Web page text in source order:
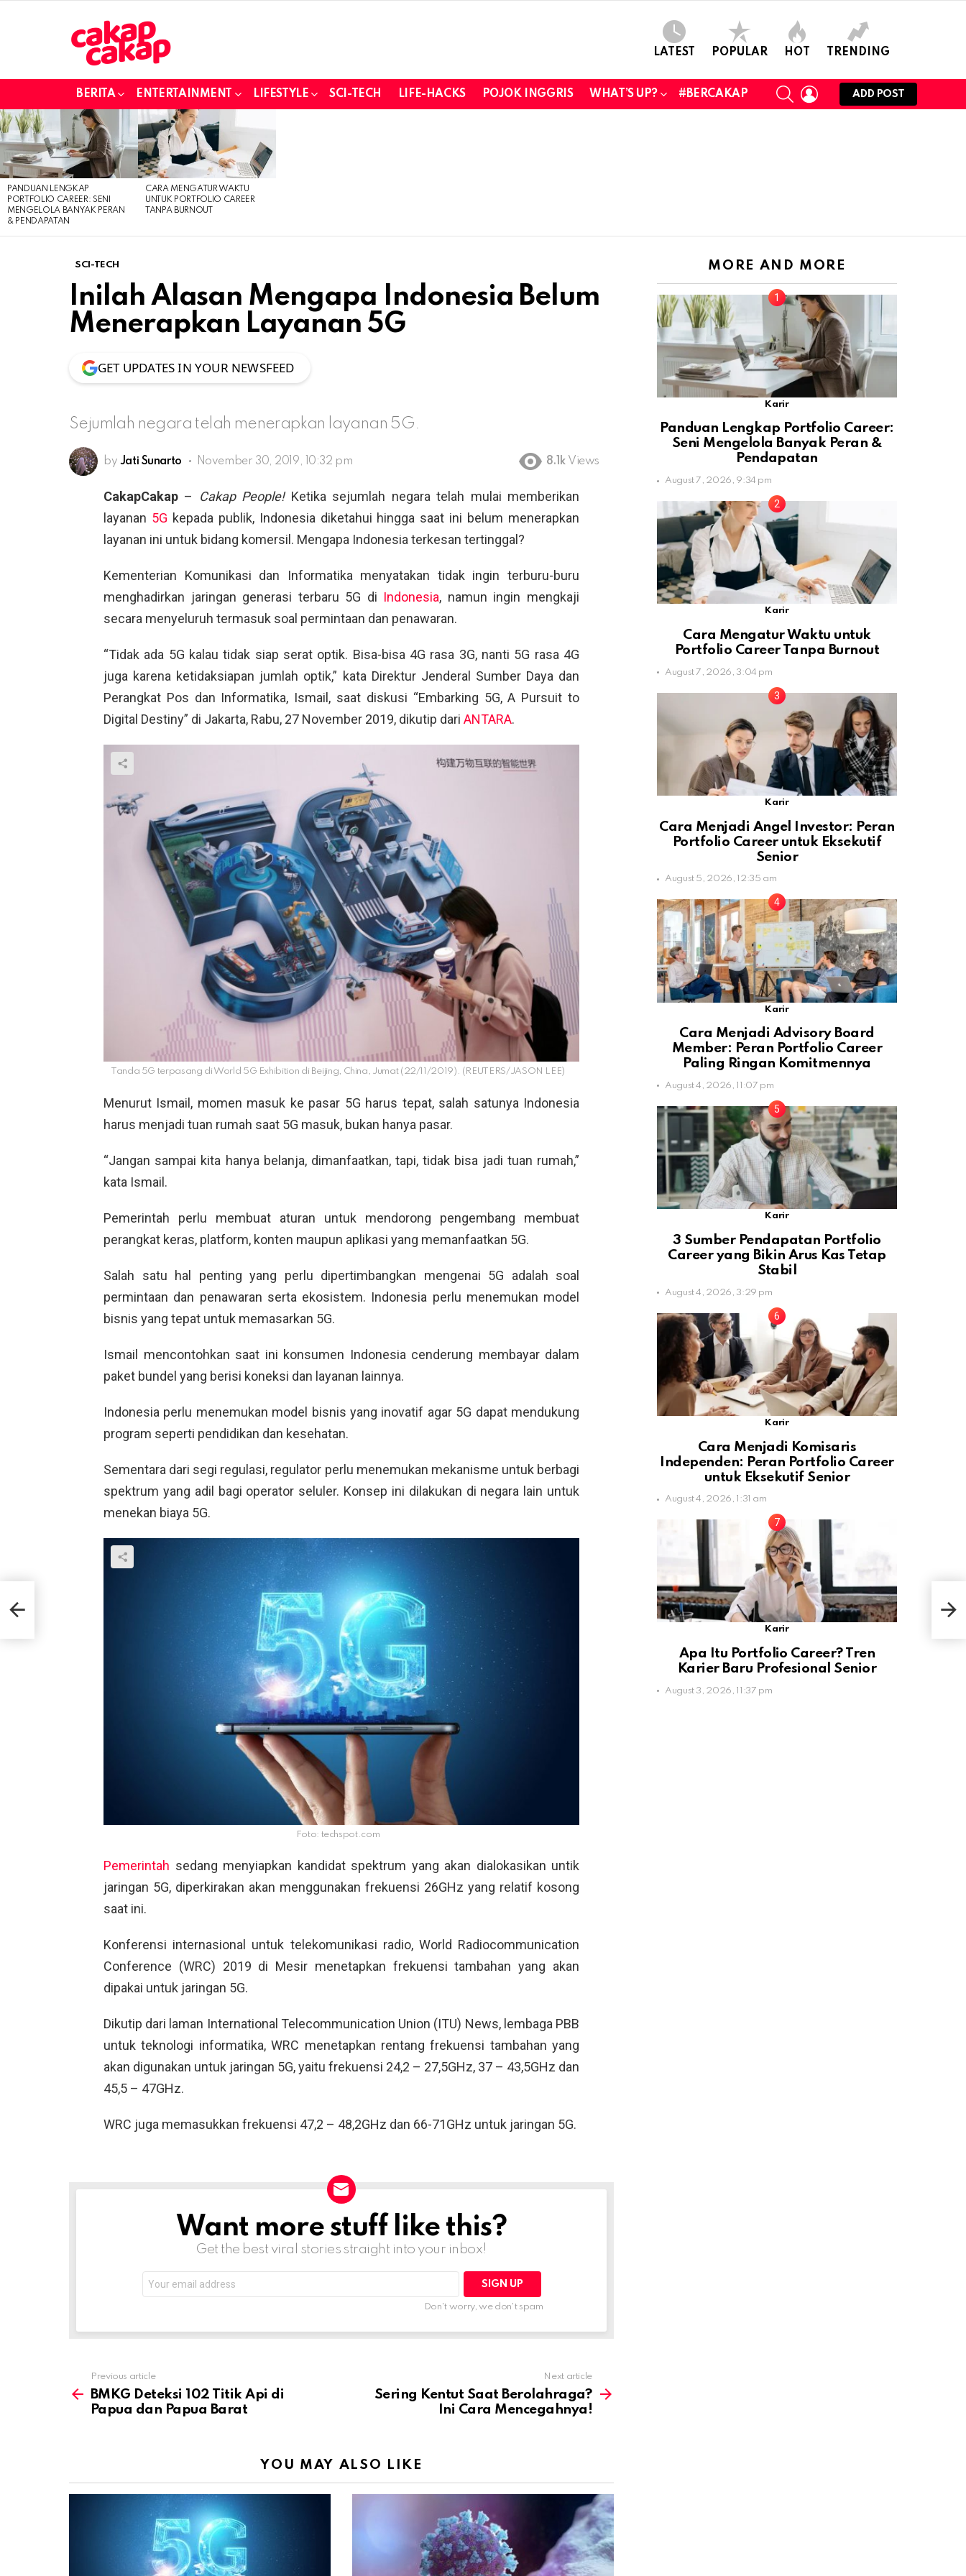
LATEST POPULAR HOT TRENDING
BERITA ENTERTAINMENT LIFESTYLE SCI-TECH LIFE-HACKS POJOK INGGRIS WHAT’S UP? #BERCAKAP
SEARCHLOGIN
ADD POST
LATEST
STORIES
PANDUAN LENGKAP
PORTFOLIO CAREER: SENI
MENGELOLA BANYAK PERAN
& PENDAPATAN
CARA MENGATUR WAKTU
UNTUK PORTFOLIO CAREER
TANPA BURNOUT
SCI-TECH
Inilah Alasan Mengapa Indonesia Belum
Menerapkan Layanan 5G
GET UPDATES IN YOUR NEWSFEED
Sejumlah negara telah menerapkan layanan 5G.
by Jati Sunarto November 30, 2019, 10:32 pm 8.1k Views
CakapCakap – Cakap People!Ketika sejumlah negara telah mulai memberikan
layanan 5G kepada publik, Indonesia diketahui hingga saat ini belum menerapkan
layanan ini untuk bidang komersil. Mengapa Indonesia terkesan tertinggal?
Kementerian Komunikasi dan Informatika menyatakan tidak ingin terburu-buru
menghadirkan jaringan generasi terbaru 5G di Indonesia, namun ingin mengkaji
secara menyeluruh termasuk soal permintaan dan penawaran.
“Tidak ada 5G kalau tidak siap serat optik. Bisa-bisa 4G rasa 3G, nanti 5G rasa 4G
juga karena ketidaksiapan jumlah optik,” kata Direktur Jenderal Sumber Daya dan
Perangkat Pos dan Informatika, Ismail, saat diskusi “Embarking 5G, A Pursuit to
Digital Destiny” di Jakarta, Rabu, 27 November 2019, dikutip dari ANTARA.
Tanda 5G terpasang di World 5G Exhibition di Beijing, China, Jumat (22/11/2019). (REUTERS/JASON LEE)
Menurut Ismail, momen masuk ke pasar 5G harus tepat, salah satunya Indonesia
harus menjadi tuan rumah saat 5G masuk, bukan hanya pasar.
“Jangan sampai kita hanya belanja, dimanfaatkan, tapi, tidak bisa jadi tuan rumah,”
kata Ismail.
Pemerintah perlu membuat aturan untuk mendorong pengembang membuat
perangkat keras, platform, konten maupun aplikasi yang memanfaatkan 5G.
Salah satu hal penting yang perlu dipertimbangkan mengenai 5G adalah soal
permintaan dan penawaran serta ekosistem. Indonesia perlu menemukan model
bisnis yang tepat untuk memasarkan 5G.
Ismail mencontohkan saat ini konsumen Indonesia cenderung membayar dalam
paket bundel yang berisi koneksi dan layanan lainnya.
Indonesia perlu menemukan model bisnis yang inovatif agar 5G dapat mendukung
program seperti pendidikan dan kesehatan.
Sementara dari segi regulasi, regulator perlu menemukan mekanisme untuk berbagi
spektrum yang adil bagi operator seluler. Konsep ini dilakukan di negara lain untuk
menekan biaya 5G.
Foto: techspot.com
Pemerintah sedang menyiapkan kandidat spektrum yang akan dialokasikan untik
jaringan 5G, diperkirakan akan menggunakan frekuensi 26GHz yang relatif kosong
saat ini.
Konferensi internasional untuk telekomunikasi radio, World Radiocommunication
Conference (WRC) 2019 di Mesir menetapkan frekuensi tambahan yang akan
dipakai untuk jaringan 5G.
Dikutip dari laman International Telecommunication Union (ITU) News, lembaga PBB
untuk teknologi informatika, WRC menetapkan rentang frekuensi tambahan yang
akan digunakan untuk jaringan 5G, yaitu frekuensi 24,2 – 27,5GHz, 37 – 43,5GHz dan
45,5 – 47GHz.
WRC juga memasukkan frekuensi 47,2 – 48,2GHz dan 66-71GHz untuk jaringan 5G.
NEWSLETTERWant more stuff like this?
Get the best viral stories straight into your inbox!
address:
Don't worry, we don't spam
more
Previous article
BMKG Deteksi 102 Titik Api di
Papua dan Papua Barat
Next article
Sering Kentut Saat Berolahraga?
Ini Cara Mencegahnya!
YOU MAY ALSO LIKE
MORE AND MORE
Karir
Panduan Lengkap Portfolio Career:
Seni Mengelola Banyak Peran &
Pendapatan
August 7, 2026, 9:34 pm
Karir
Cara Mengatur Waktu untuk
Portfolio Career Tanpa Burnout
August 7, 2026, 3:04 pm
Karir
Cara Menjadi Angel Investor: Peran
Portfolio Career untuk Eksekutif
Senior
August 5, 2026, 12:35 am
Karir
Cara Menjadi Advisory Board
Member: Peran Portfolio Career
Paling Ringan Komitmennya
August 4, 2026, 11:07 pm
Karir
3 Sumber Pendapatan Portfolio
Career yang Bikin Arus Kas Tetap
Stabil
August 4, 2026, 3:29 pm
Karir
Cara Menjadi Komisaris
Independen: Peran Portfolio Career
untuk Eksekutif Senior
August 4, 2026, 1:31 am
Karir
Apa Itu Portfolio Career? Tren
Karier Baru Profesional Senior
August 3, 2026, 11:37 pm